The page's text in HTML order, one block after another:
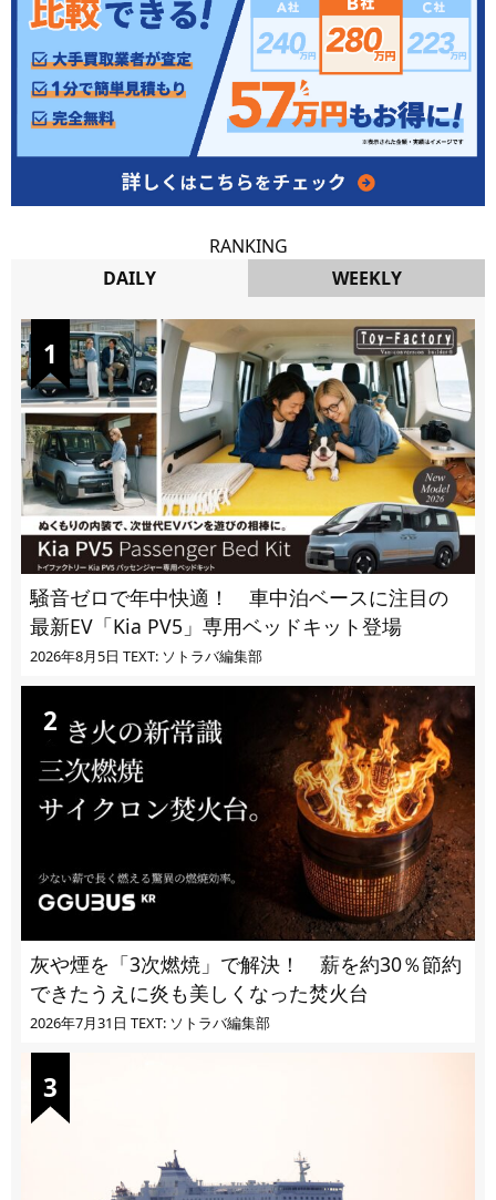
RANKING
DAILY
WEEKLY
騒音ゼロで年中快適！ 車中泊ベースに注目の
最新EV「Kia PV5」専用ベッドキット登場
2026年8月5日 TEXT: ソトラバ編集部
灰や煙を「3次燃焼」で解決！ 薪を約30％節約
できたうえに炎も美しくなった焚火台
2026年7月31日 TEXT: ソトラバ編集部